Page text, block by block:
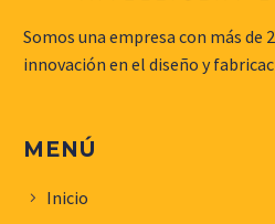
Somos una empresa con más de
innovación en el diseño y
MENÚ
Inicio